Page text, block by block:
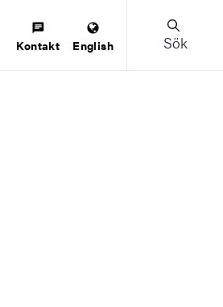
Kontakt English Sök